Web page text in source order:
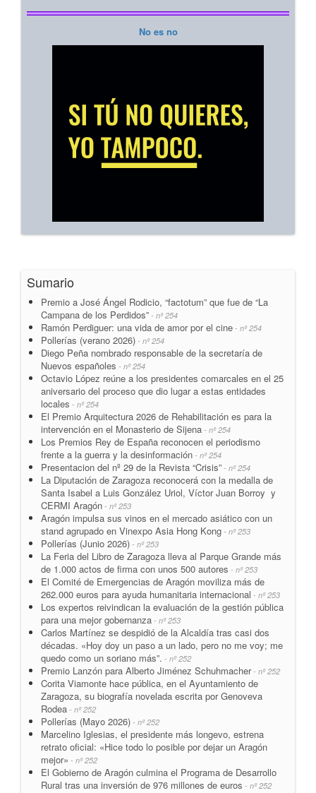
No es no
Sumario
Premio a José Ángel Rodicio, “factotum” que fue de “La
Campana de los Perdidos” - nº 254
Ramón Perdiguer: una vida de amor por el cine - nº 254
Pollerías (verano 2026) - nº 254
Diego Peña nombrado responsable de la secretaría de
Nuevos españoles - nº 254
Octavio López reúne a los presidentes comarcales en el 25
aniversario del proceso que dio lugar a estas entidades
locales - nº 254
El Premio Arquitectura 2026 de Rehabilitación es para la
intervención en el Monasterio de Sijena - nº 254
Los Premios Rey de España reconocen el periodismo
frente a la guerra y la desinformación - nº 254
Presentacion del nº 29 de la Revista “Crisis” - nº 254
La Diputación de Zaragoza reconocerá con la medalla de
Santa Isabel a Luis González Uriol, Víctor Juan Borroy y
CERMI Aragón - nº 253
Aragón impulsa sus vinos en el mercado asiático con un
stand agrupado en Vinexpo Asia Hong Kong - nº 253
Pollerías (Junio 2026) - nº 253
La Feria del Libro de Zaragoza lleva al Parque Grande más
de 1.000 actos de firma con unos 500 autores - nº 253
El Comité de Emergencias de Aragón moviliza más de
262.000 euros para ayuda humanitaria internacional - nº 253
Los expertos reivindican la evaluación de la gestión pública
para una mejor gobernanza - nº 253
Carlos Martínez se despidió de la Alcaldía tras casi dos
décadas. «Hoy doy un paso a un lado, pero no me voy; me
quedo como un soriano más”. - nº 252
Premio Lanzón para Alberto Jiménez Schuhmacher- nº 252
Corita Viamonte hace pública, en el Ayuntamiento de
Zaragoza, su biografía novelada escrita por Genoveva
Rodea - nº 252
Pollerías (Mayo 2026) - nº 252
Marcelino Iglesias, el presidente más longevo, estrena
retrato oficial: «Hice todo lo posible por dejar un Aragón
mejor» - nº 252
El Gobierno de Aragón culmina el Programa de Desarrollo
Rural tras una inversión de 976 millones de euros - nº 252